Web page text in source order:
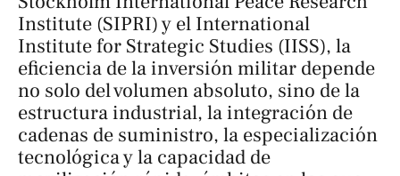
Institute (SIPRI) y el International
Institute for Strategic Studies (IISS), la
eficiencia de la inversión militar depende
no solo del volumen absoluto, sino de la
estructura industrial, la integración de
cadenas de suministro, la especialización
tecnológica y la capacidad de